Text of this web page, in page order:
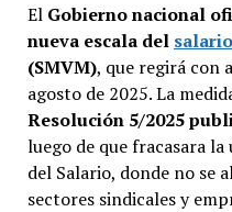
El Gobierno nacional
nueva escala del
(SMVM), que regirá con
agosto de 2025. La
Resolución 5/2025
luego de que fracasara
del Salario, donde no se
sectores sindicales y